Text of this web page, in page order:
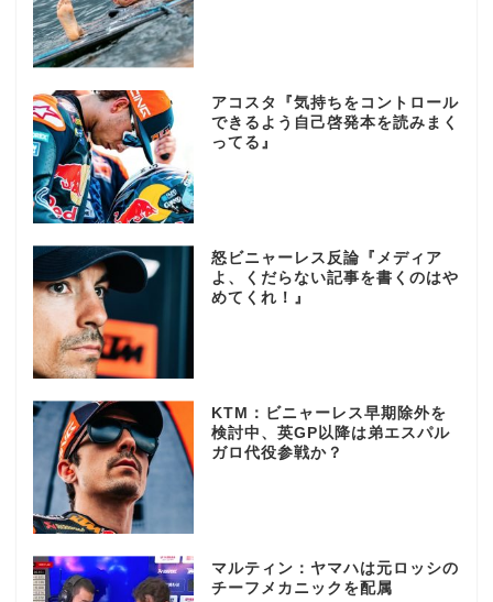
アコスタ『気持ちをコントロール
できるよう自己啓発本を読みまく
ってる』
怒ビニャーレス反論『メディア
よ、くだらない記事を書くのはや
めてくれ！』
KTM：ビニャーレス早期除外を
検討中、英GP以降は弟エスパル
ガロ代役参戦か？
マルティン：ヤマハは元ロッシの
チーフメカニックを配属